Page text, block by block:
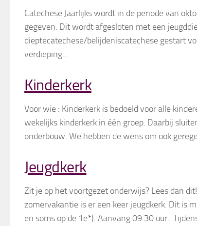
Catechese Jaarlijks wordt in de periode van
gegeven. Dit wordt afgesloten met een
dieptecatechese/belijdeniscatechese gestart
verdieping...
Kinderkerk
Voor wie : Kinderkerk is bedoeld voor alle
wekelijks kinderkerk in één groep. Daarbij
onderbouw. We hebben de wens om ook
Jeugdkerk
Zit je op het voortgezet onderwijs? Lees dan
zomervakantie is er een keer jeugdkerk. Dit is
en soms op de 1e*). Aanvang 09.30 uur.